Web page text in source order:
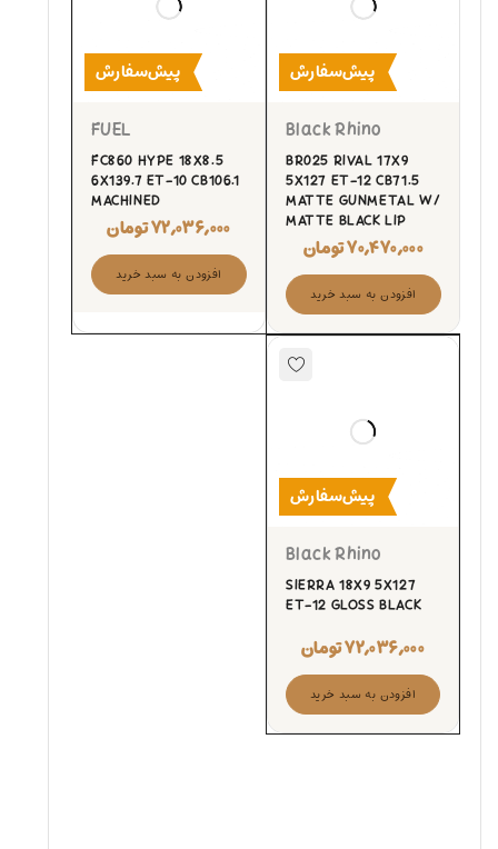
پیش‌سفارش
Black Rhino
BR025 RIVAL 17X9
5X127 ET-12 CB71.5
MATTE GUNMETAL W/
MATTE BLACK LIP
۷۰,۴۷۰,۰۰۰تومان
افزودن به سبد خرید
پیش‌سفارش
FUEL
FC860 HYPE 18X8.5
6X139.7 ET-10 CB106.1
MACHINED
۷۲,۰۳۶,۰۰۰تومان
افزودن به سبد خرید
پیش‌سفارش
Black Rhino
SIERRA 18X9 5X127
ET-12 GLOSS BLACK
۷۲,۰۳۶,۰۰۰تومان
افزودن به سبد خرید